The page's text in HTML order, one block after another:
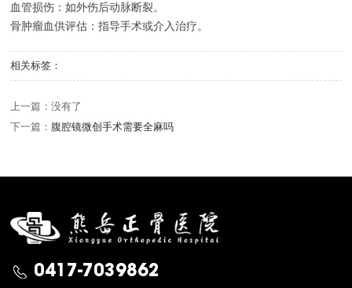
血管损伤：如外伤后动脉断裂。
骨肿瘤血供评估：指导手术或介入治疗。
相关标签：
上一篇：没有了
下一篇： 腹腔镜微创手术需要全麻吗
0417-7039862